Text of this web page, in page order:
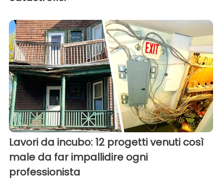
Lavori da incubo: 12 progetti venuti così
male da far impallidire ogni
professionista